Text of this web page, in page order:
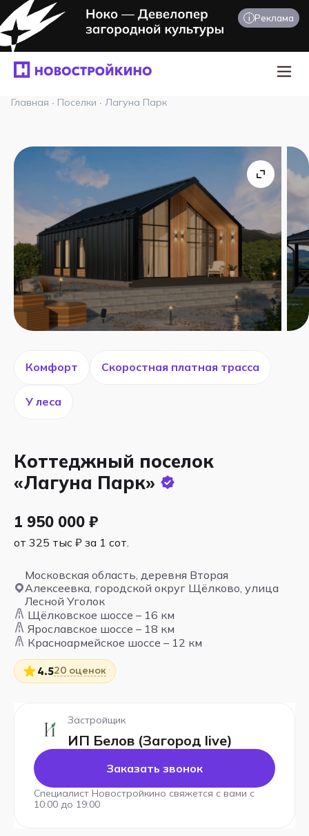
i Реклама
Главная · Поселки · Лагуна Парк
Коттеджный поселок
«Лагуна Парк»
1 950 000 ₽
от 325 тыс ₽ за 1 сот.
Московская область, деревня Вторая
Алексеевка, городской округ Щёлково, улица
Лесной Уголок
Щёлковское шоссе – 16 км
Ярославское шоссе – 18 км
Красноармейское шоссе – 12 км
4.520 оценок
Комфорт Скоростная платная трасса
У леса
Застройщик
ИП Белов (Загород live)
Заказать звонок
Специалист Новостройкино свяжется с вами с
10:00 до 19:00